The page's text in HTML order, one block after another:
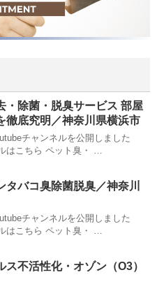
・除菌・脱臭サービス 部屋
徹底究明／神奈川県横浜市
チャンネルを公開しました
はこちら ペット臭・ …
タバコ臭除菌脱臭／神奈川
チャンネルを公開しました
はこちら ペット臭・ …
ス不活性化・オゾン（O3）